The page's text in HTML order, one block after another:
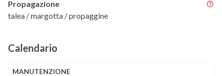
Propagazione
talea / margotta / propaggine
Calendario
MANUTENZIONE